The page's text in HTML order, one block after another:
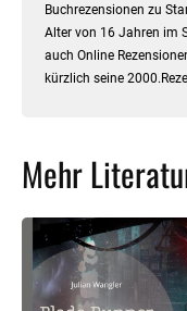
Buchrezensionen zu
Alter von 16 Jahren im
auch Online
kürzlich seine
Mehr